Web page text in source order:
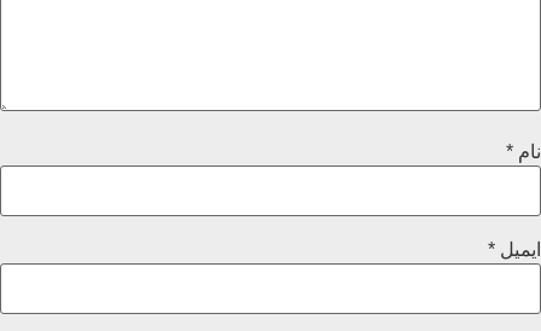
نام *
ایمیل *